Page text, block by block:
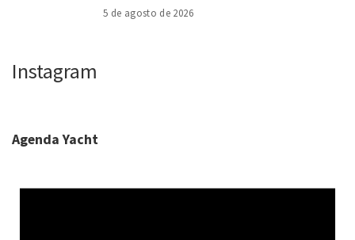
5 de agosto de 2026
Instagram
Agenda Yacht